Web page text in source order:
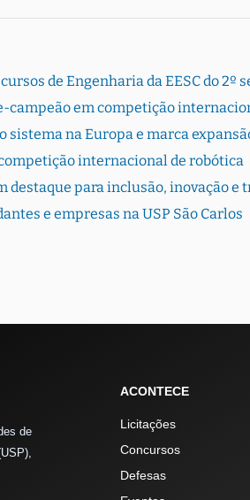
de Engenharia da EESC do 2º
campeão em competição
sistema na Europa e marca
internacional de robótica
destaque para inclusão, inovação e
e empresas na USP São Carlos
de
ACONTECE
Licitações
Concursos
Defesas